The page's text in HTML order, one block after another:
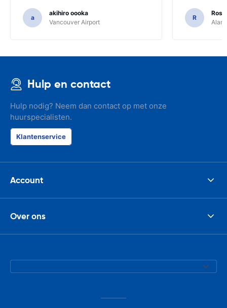
a
akihiro oooka
Vancouver Airport
R
Hulp en contact
Hulp nodig? Neem dan contact op met onze
huurspecialisten.
Klantenservice
Account
Over ons